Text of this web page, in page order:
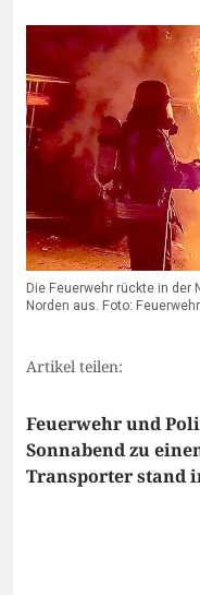
Die Feuerwehr rückte in der
Norden aus. Foto: Feuerwehr
Artikel teilen:
Feuerwehr und
Sonnabend zu
Transporter stand